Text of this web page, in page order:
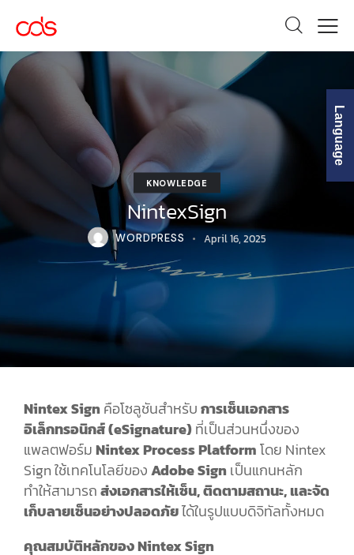
KNOWLEDGE
NintexSign
WORDPRESS April 16, 2025
Nintex Signคือโซลูชันสำหรับการเซ็นเอกสาร
อิเล็กทรอนิกส์(eSignature)ที่เป็นส่วนหนึ่งของ
แพลตฟอร์มNintex Process Platformโดย Nintex
Signใช้เทคโนโลยีของAdobe Signเป็นแกนหลัก
ทำให้สามารถส่งเอกสารให้เซ็น,ติดตามสถานะ,และจัด
เก็บลายเซ็นอย่างปลอดภัยได้ในรูปแบบดิจิทัลทั้งหมด
คุณสมบัติหลักของNintex Sign
Language